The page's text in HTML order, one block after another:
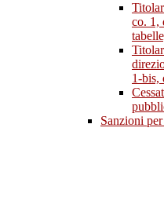
co. 1,
1-bis,
Sanzioni